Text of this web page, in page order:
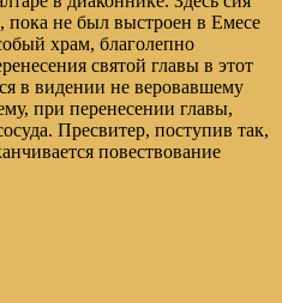
пока не был выстроен в Емесе
храм, благолепно
святой главы в этот
в видении не веровавшему
при перенесении главы,
Пресвитер, поступив так,
повествование